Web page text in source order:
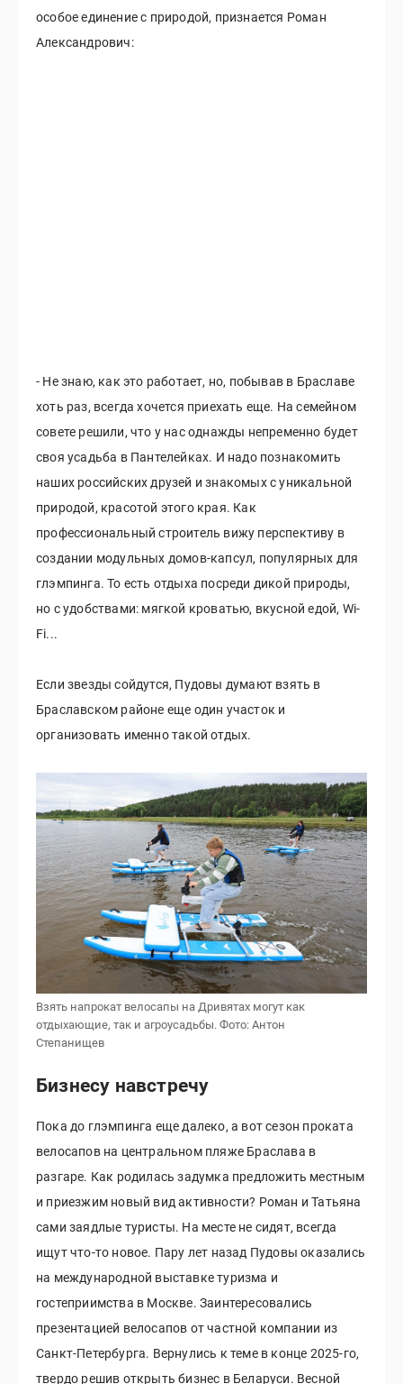
особое единение с природой, признается Роман
Александрович:
- Не знаю, как это работает, но, побывав в Браславе
хоть раз, всегда хочется приехать еще. На семейном
совете решили, что у нас однажды непременно будет
своя усадьба в Пантелейках. И надо познакомить
наших российских друзей и знакомых с уникальной
природой, красотой этого края. Как
профессиональный строитель вижу перспективу в
создании модульных домов-капсул, популярных для
глэмпинга. То есть отдыха посреди дикой природы,
но с удобствами: мягкой кроватью, вкусной едой, Wi-
Fi...
Если звезды сойдутся, Пудовы думают взять в
Браславском районе еще один участок и
организовать именно такой отдых.
Взять напрокат велосапы на Дривятах могут как
отдыхающие, так и агроусадьбы. Фото: Антон
Степанищев
Бизнесу навстречу
Пока до глэмпинга еще далеко, а вот сезон проката
велосапов на центральном пляже Браслава в
разгаре. Как родилась задумка предложить местным
и приезжим новый вид активности? Роман и Татьяна
сами заядлые туристы. На месте не сидят, всегда
ищут что-то новое. Пару лет назад Пудовы оказались
на международной выставке туризма и
гостеприимства в Москве. Заинтересовались
презентацией велосапов от частной компании из
Санкт-Петербурга. Вернулись к теме в конце 2025-го,
твердо решив открыть бизнес в Беларуси. Весной